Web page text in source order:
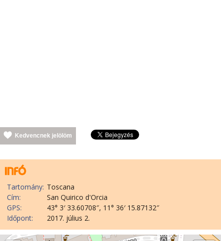
Kedvencnek jelölöm
Tartomány: Toscana
Cím:
San Quirico d'Orcia
GPS:
43° 3′ 33.60708″, 11° 36′ 15.87132″
Időpont:
2017. július 2.